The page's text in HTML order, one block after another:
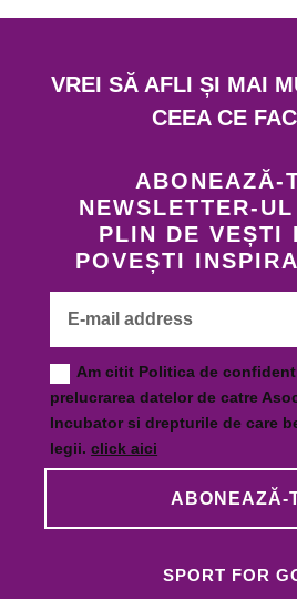
VREI SĂ AFLI ȘI MAI
CEEA CE
ABONEAZĂ-
NEWSLETTER-
PLIN DE VEȘTI
POVEȘTI
Am citit Politica de
prelucrarea datelor de catre
Incubator si drepturile de care
legii.click aici
ABONEAZĂ-
SPORT FOR